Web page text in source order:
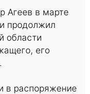
Агеев в марте
продолжил
области
его
в распоряжение